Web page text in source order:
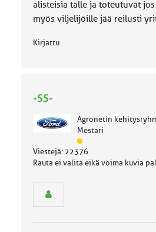
alisteisia tälle ja toteutuvat
myös viljelijöille jää reilusti
Kirjattu
-SS-
Agronetin
Mestari
J
ä
s
Viestejä: 22376
Rauta ei valita eikä voima kuvia